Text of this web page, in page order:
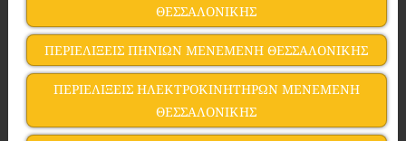
ΘΕΣΣΑΛΟΝΙΚΗΣ
ΠΕΡΙΕΛΙΞΕΙΣ ΠΗΝΙΩΝ ΜΕΝΕΜΕΝΗ ΘΕΣΣΑΛΟΝΙΚΗΣ
ΠΕΡΙΕΛΙΞΕΙΣ ΗΛΕΚΤΡΟΚΙΝΗΤΗΡΩΝ ΜΕΝΕΜΕΝΗ
ΘΕΣΣΑΛΟΝΙΚΗΣ